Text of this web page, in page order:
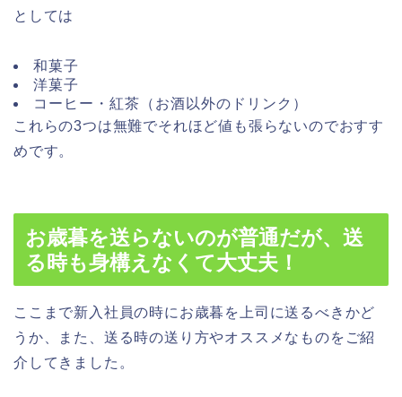
としては
和菓子
洋菓子
コーヒー・紅茶 （お酒以外のドリンク）
これらの3つは無難でそれほど値も張らないのでおすす
めです。
お歳暮を送らないのが普通だが、送
る時も身構えなくて大丈夫！
ここまで新入社員の時にお歳暮を上司に送るべきかど
うか、また、送る時の送り方やオススメなものをご紹
介してきました。